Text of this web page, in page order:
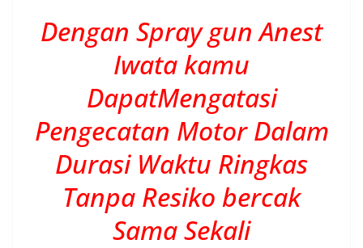
Dengan Spray gun Anest
Iwata kamu
DapatMengatasi
Pengecatan Motor Dalam
Durasi Waktu Ringkas
Tanpa Resiko bercak
Sama Sekali